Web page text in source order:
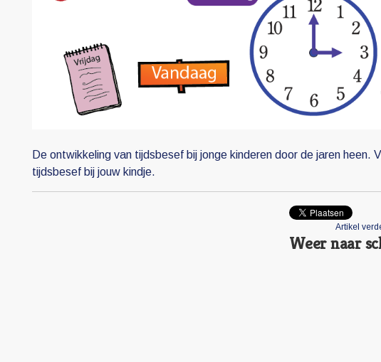
De ontwikkeling van tijdsbesef bij jonge kinderen door de jaren
tijdsbesef bij jouw kindje.
Artikel
Weer naar